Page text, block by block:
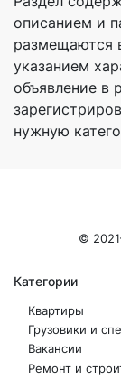
описанием и
размещаются
указанием
объявление в
нужную
©
Категории
Квартиры
Грузовики и
Вакансии
Ремонт и